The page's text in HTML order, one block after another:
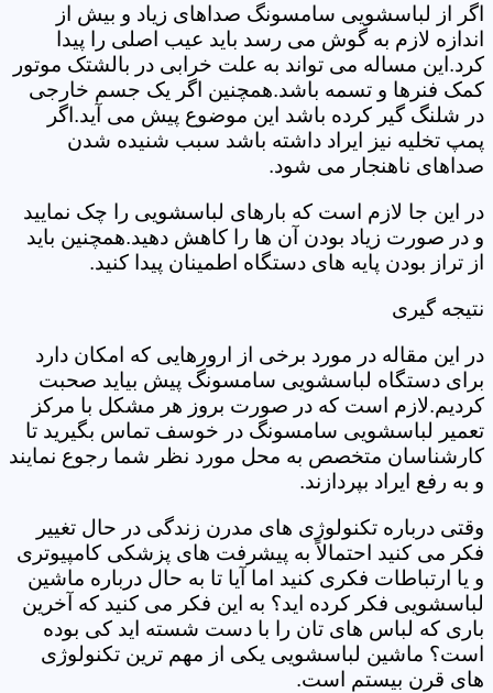
اگر از لباسشویی سامسونگ صداهای زیاد و بیش از
اندازه لازم به گوش می رسد باید عیب اصلی را پیدا
کرد.این مساله می تواند به علت خرابی در بالشتک موتور
کمک فنرها و تسمه باشد.همچنین اگر یک جسم خارجی
در شلنگ گیر کرده باشد این موضوع پیش می آید.اگر
پمپ تخلیه نیز ایراد داشته باشد سبب شنیده شدن
صداهای ناهنجار می شود.
در این جا لازم است که بارهای لباسشویی را چک نمایید
و در صورت زیاد بودن آن ها را کاهش دهید.همچنین باید
از تراز بودن پایه های دستگاه اطمینان پیدا کنید.
نتیجه گیری
در این مقاله در مورد برخی از ارورهایی که امکان دارد
برای دستگاه لباسشویی سامسونگ پیش بیاید صحبت
کردیم.لازم است که در صورت بروز هر مشکل با مرکز
تعمیر لباسشویی سامسونگ در خوسف تماس بگیرید تا
کارشناسان متخصص به محل مورد نظر شما رجوع نمایند
و به رفع ایراد بپردازند.
وقتی درباره تکنولوژی های مدرن زندگی در حال تغییر
فکر می کنید احتمالاً به پیشرفت های پزشکی کامپیوتری
و یا ارتباطات فکری کنید اما آیا تا به حال درباره ماشین
لباسشویی فکر کرده اید؟ به این فکر می کنید که آخرین
باری که لباس های تان را با دست شسته اید کی بوده
است؟ ماشین لباسشویی یکی از مهم ترین تکنولوژی
های قرن بیستم است.